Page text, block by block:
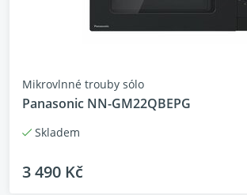
Mikrovlnné trouby sólo
Panasonic NN-GM22QBEPG
Skladem
3 490 Kč